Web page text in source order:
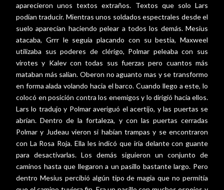
aparecieron unos textos extraños. Textos que solo Lars
podían traducir. Mientras unos soldados espectrales desde el
suelo aparecían haciendo pelear a todos los demás. Mesius
atacaba, Grrr le seguía placando con su bestia, Maxweel
utilizaba sus poderes de clérigo, Polmar peleaba con sus
virotes y Kalev con todas sus fuerzas pero cuantos más
mataban más salían. Oberon no aguanto mas y se transformo
en forma alada volando hacia el barco. Cuando llego a este, lo
colocó en posición contra los enemigos y lo dirigió hacia ellos.
Lars lo tradujo y Polmar averiguó el acertijo, y las puertas se
abrían. Dentro de la fortaleza, y con las puertas cerradas
Polmar y Judeau vieron si habían trampas y se encontraron
con La Rosa Roja. Ella les indicó que iría delante con guante
para desactivarlas. Los demás siguieron un conjunto de
caminos hasta que llegaron a un pasillo bastante largo. Pero
dentro Mesius percibió algún tipo de magia que no permitía